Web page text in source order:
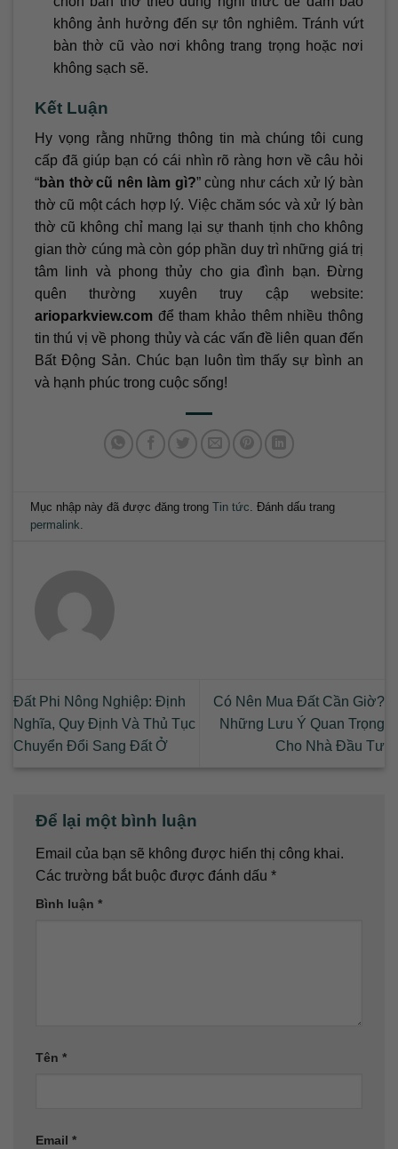
không ảnh hưởng đến sự tôn nghiêm. Tránh vứt
bàn thờ cũ vào nơi không trang trọng hoặc nơi
không sạch sẽ.
Kết Luận
Hy vọng rằng những thông tin mà chúng tôi cung
cấp đã giúp bạn có cái nhìn rõ ràng hơn về câu hỏi
“bàn thờ cũ nên làm gì?” cùng như cách xử lý bàn
thờ cũ một cách hợp lý. Việc chăm sóc và xử lý bàn
thờ cũ không chỉ mang lại sự thanh tịnh cho không
gian thờ cúng mà còn góp phần duy trì những giá trị
tâm linh và phong thủy cho gia đình bạn. Đừng
quên thường xuyên truy cập website:
arioparkview.com để tham khảo thêm nhiều thông
tin thú vị về phong thủy và các vấn đề liên quan đến
Bất Động Sản. Chúc bạn luôn tìm thấy sự bình an
và hạnh phúc trong cuộc sống!
Mục nhập này đã được đăng trongTin tức . Đánh dấu trang
permalink
Đất Phi Nông Nghiệp: Định
Nghĩa, Quy Định Và Thủ Tục
Chuyển Đổi Sang Đất Ở
Có Nên Mua Đất Cần Giờ?
Những Lưu Ý Quan Trọng
Cho Nhà Đầu Tư
Để lại một bình luận
Email của bạn sẽ không được hiển thị công khai.
Các trường bắt buộc được đánh dấu *
Bình luận *
Tên *
Email *